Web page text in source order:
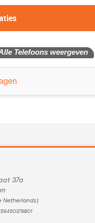
Telefoons weergeven
37a
Netherlands)